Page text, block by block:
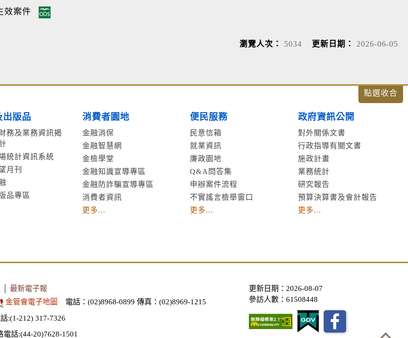
效案件
瀏覽人次： 5034 更新日期： 2026-06-05
出版品
務及業務資訊揭
統計資訊系統
月刊
品專區
消費者園地
金融消保
金融智慧網
金檢學堂
金融知識宣導專區
金融防詐騙宣導專區
消費者資訊
更多...
便民服務
民意信箱
就業資訊
廉政園地
Q&A問答集
申辦案件流程
不實謠言檢舉窗口
更多...
政府資訊公開
對外關係文書
行政指導有關文書
施政計畫
業務統計
研究報告
預算決算書及會計報告
更多...
最新電子報
金管會電子地圖 電話：(02)8968-0899 傳真：(02)8969-1215
:(1-212) 317-7326
電話:(44-20)7628-1501
更新日期：2026-08-07
參訪人數：61508448